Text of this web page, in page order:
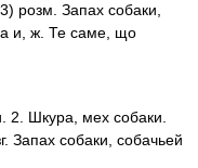
розм. Запах собаки,
и, ж. Те саме, що
Шкура, мех собаки.
Запах собаки, собачьей